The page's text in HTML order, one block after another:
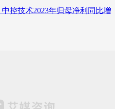
控技术2023年归母净利同比增